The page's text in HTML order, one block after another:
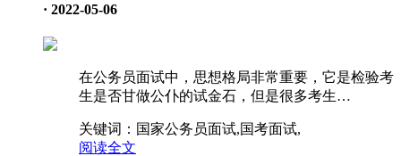
· 2022-05-06
在公务员面试中，思想格局非常重要，它是检验考
生是否甘做公仆的试金石，但是很多考生…
关键词： 国家公务员面试,国考面试,
阅读全文